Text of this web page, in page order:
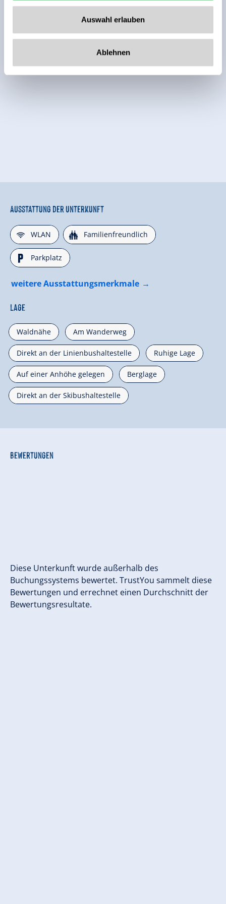
Auswahl erlauben
Ablehnen
Ausstattung der Unterkunft
🜉WLAN 🍺Familienfreundlich
🐈Parkplatz
weitere Ausstattungsmerkmale
Lage
Waldnähe Am Wanderweg
Direkt an der Linienbushaltestelle Ruhige Lage
Auf einer Anhöhe gelegen Berglage
Direkt an der Skibushaltestelle
Bewertungen
Diese Unterkunft wurde außerhalb des
Buchungssystems bewertet. TrustYou sammelt diese
Bewertungen und errechnet einen Durchschnitt der
Bewertungsresultate.